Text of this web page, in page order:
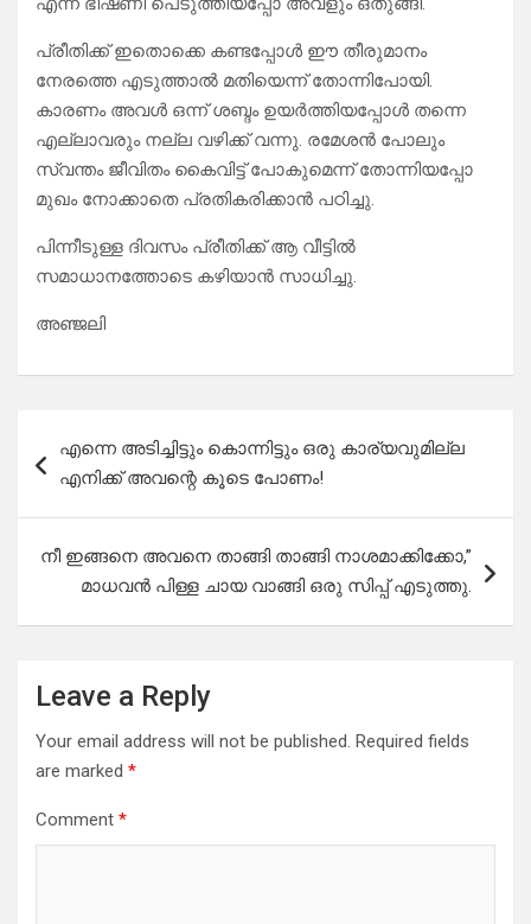
പ്രീതിക്ക് ഇതൊക്കെ കണ്ടപ്പോൾ ഈ തീരുമാനം
നേരത്തെ എടുത്താൽ മതിയെന്ന് തോന്നിപോയി.
കാരണം അവൾ ഒന്ന് ശബ്ദം ഉയർത്തിയപ്പോൾ തന്നെ
എല്ലാവരും നല്ല വഴിക്ക് വന്നു. രമേശൻ പോലും
സ്വന്തം ജീവിതം കൈവിട്ട് പോകുമെന്ന് തോന്നിയപ്പോ
മുഖം നോക്കാതെ പ്രതികരിക്കാൻ പഠിച്ചു.
പിന്നീടുള്ള ദിവസം പ്രീതിക്ക് ആ വീട്ടിൽ
സമാധാനത്തോടെ കഴിയാൻ സാധിച്ചു.
അഞ്ജലി
navigation
എന്നെ അടിച്ചിട്ടും കൊന്നിട്ടും ഒരു കാര്യവുമില്ല
എനിക്ക് അവന്റെ കൂടെ പോണം!
നീ ഇങ്ങനെ അവനെ താങ്ങി താങ്ങി നാശമാക്കിക്കോ,”
മാധവൻ പിള്ള ചായ വാങ്ങി ഒരു സിപ്പ് എടുത്തു.
Leave a Reply
Your email address will not be published. Required fields
are marked *
Comment *